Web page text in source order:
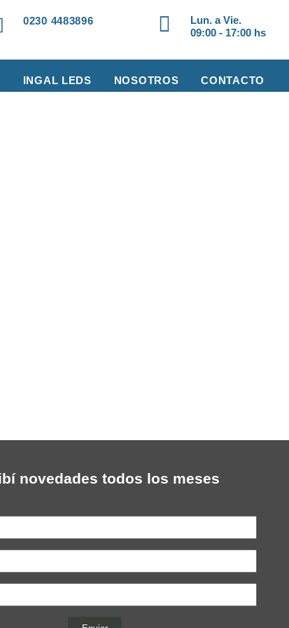
0230 4483896
Lun. a Vie.
09:00 - 17:00 hs
INGAL LEDS NOSOTROS CONTACTO
novedades todos los meses